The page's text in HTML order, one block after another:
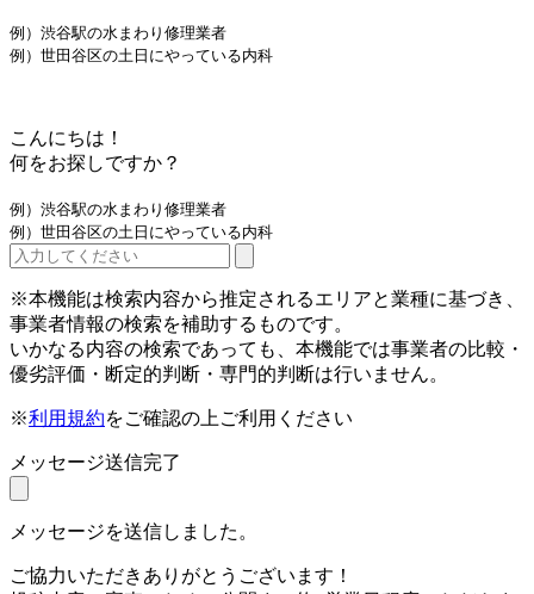
例）渋谷駅の水まわり修理業者
例）世田谷区の土日にやっている内科
こんにちは！
何をお探しですか？
例）渋谷駅の水まわり修理業者
例）世田谷区の土日にやっている内科
※本機能は検索内容から推定されるエリアと業種に基づき、
事業者情報の検索を補助するものです。
いかなる内容の検索であっても、本機能では事業者の比較・
優劣評価・断定的判断・専門的判断は行いません。
※利用規約をご確認の上ご利用ください
メッセージ送信完了
メッセージを送信しました。
ご協力いただきありがとうございます！